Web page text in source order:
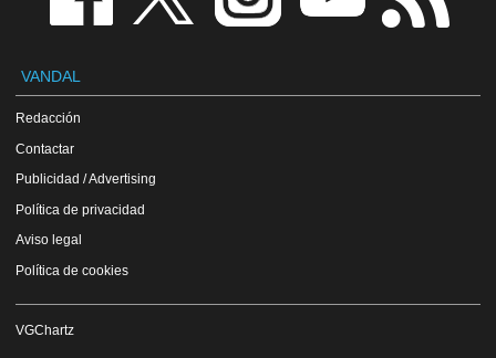
VANDAL
Redacción
Contactar
Publicidad / Advertising
Política de privacidad
Aviso legal
Política de cookies
VGChartz